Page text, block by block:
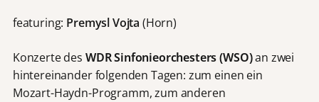
featuring: Premysl Vojta (Horn)
Konzerte des WDR Sinfonieorchesters (WSO)an zwei
hintereinander folgenden Tagen: zum einen ein
Mozart-Haydn-Programm, zum anderen